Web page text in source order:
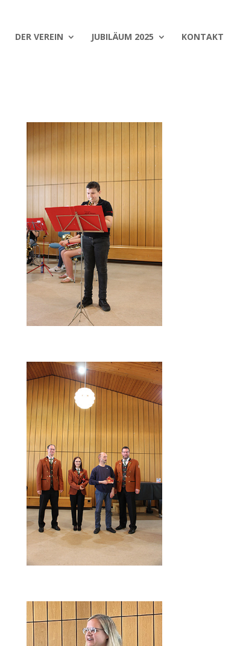
DER VEREIN JUBILÄUM 2025 KONTAKT